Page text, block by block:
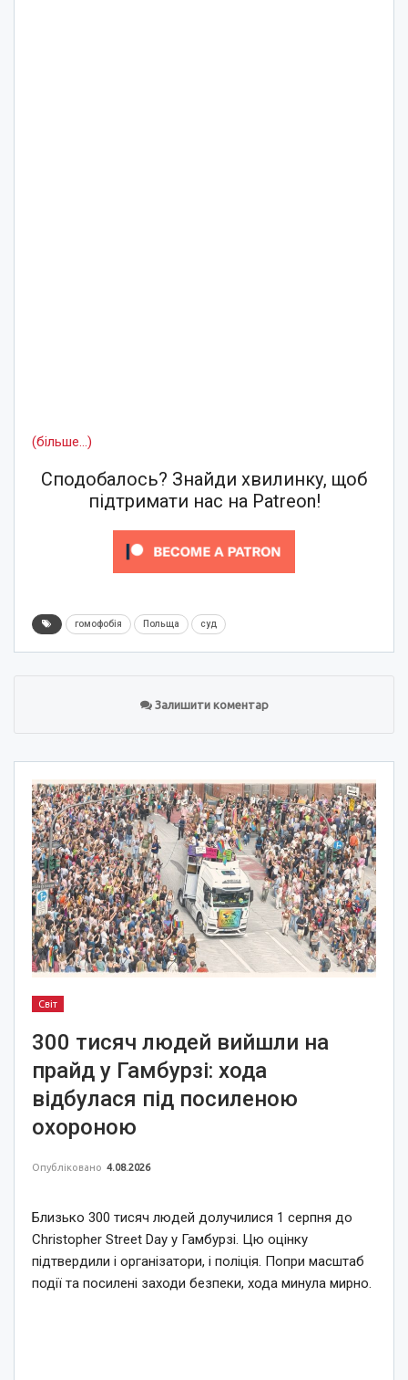
(більше…)
Сподобалось? Знайди хвилинку, щоб
підтримати нас на Patreon!
гомофобія Польща суд
Залишити коментар
Світ
300 тисяч людей вийшли на
прайд у Гамбурзі: хода
відбулася під посиленою
охороною
Опубліковано 4.08.2026
Близько 300 тисяч людей долучилися 1 серпня до
Christopher Street Day у Гамбурзі. Цю оцінку
підтвердили і організатори, і поліція. Попри масштаб
події та посилені заходи безпеки, хода минула мирно.